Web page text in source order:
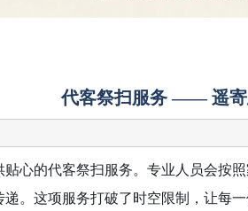
代客祭扫服务 —— 遥寄
心的代客祭扫服务。专业人员会
。这项服务打破了时空限制，让每